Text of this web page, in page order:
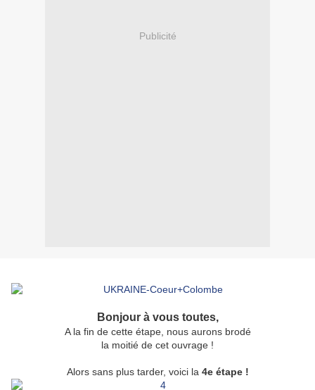
Publicité
Bonjour à vous toutes,
A la fin de cette étape, nous aurons brodé
la moitié de cet ouvrage !
Alors sans plus tarder, voici la 4e étape !